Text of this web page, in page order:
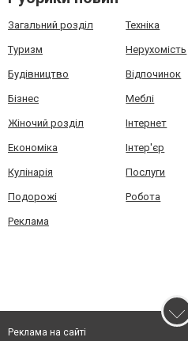
Загальний розділ Техніка
Туризм Нерухомість
Будівництво Відпочинок
Бізнес Меблі
Жіночий розділ Інтернет
Економіка Інтер'єр
Кулінарія Послуги
Подорожі Робота
Реклама
Реклама на сайті